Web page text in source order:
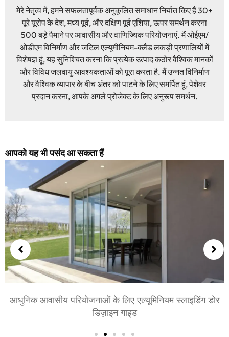
मेरे नेतृत्व में, हमने सफलतापूर्वक अनुकूलित समाधान निर्यात किए हैं 30+
पूरे यूरोप के देश, मध्य पूर्व, और दक्षिण पूर्व एशिया, ऊपर समर्थन करना
500 बड़े पैमाने पर आवासीय और वाणिज्यिक परियोजनाएं. मैं ओईएम/
ओडीएम विनिर्माण और जटिल एल्यूमीनियम-क्लैड लकड़ी प्रणालियों में
विशेषज्ञ हूं, यह सुनिश्चित करना कि प्रत्येक उत्पाद कठोर वैश्विक मानकों
और विविध जलवायु आवश्यकताओं को पूरा करता है. मैं उन्नत विनिर्माण
और वैश्विक व्यापार के बीच अंतर को पाटने के लिए समर्पित हूं, पेशेवर
प्रदान करना, आपके अगले प्रोजेक्ट के लिए अनुरूप समर्थन.
आपको यह भी पसंद आ सकता हैं
शयनकक्षों और बैठक कक्षों के लिए एल्युमीनियम के दरवाजे चुनना:
आराम, शैली, और गोपनीयता